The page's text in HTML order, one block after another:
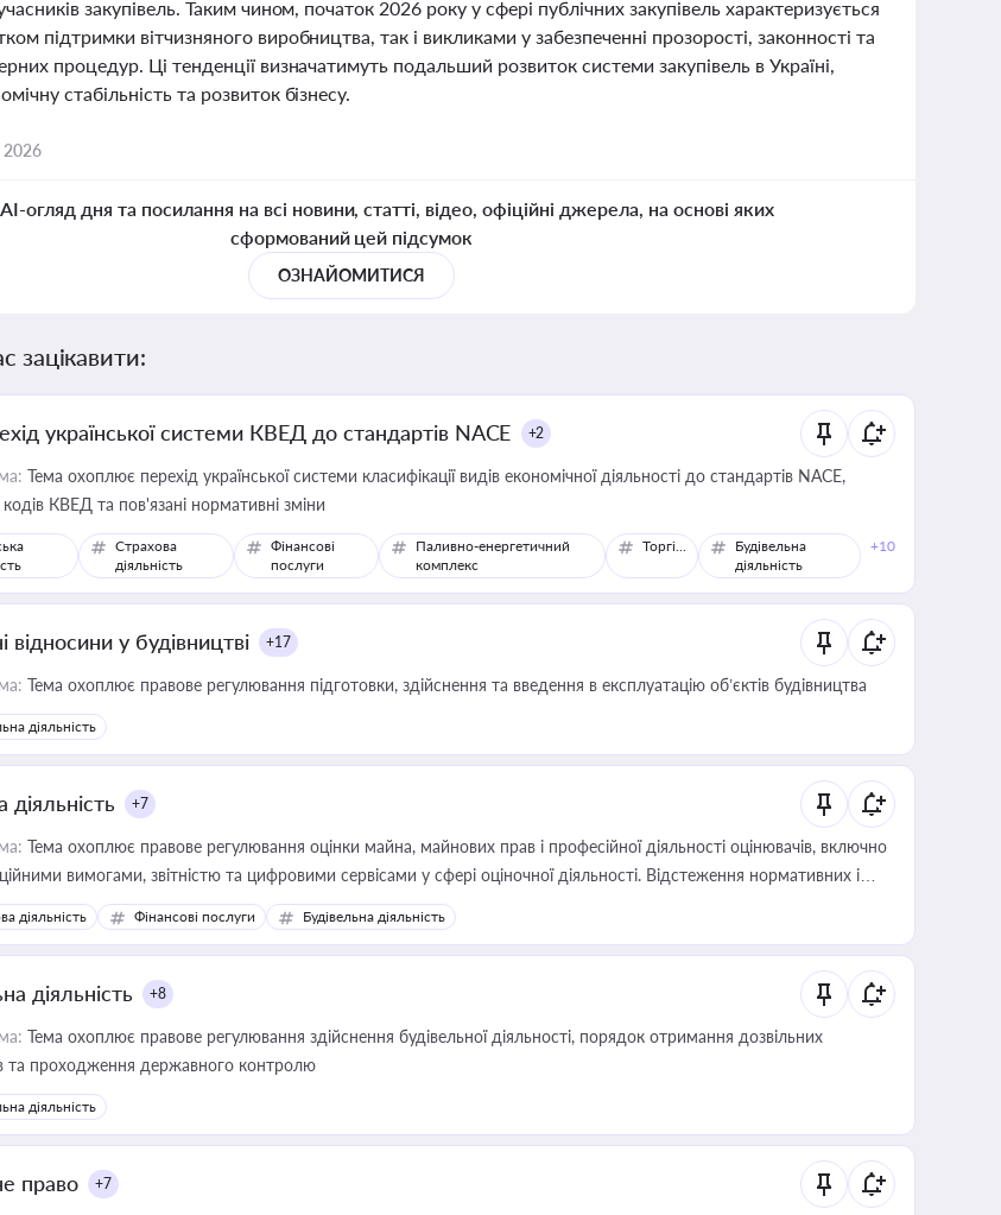
закупівель. Таким чином, початок 2026 року у сфері публічних закупівель характеризується
підтримки вітчизняного виробництва, так і викликами у забезпеченні прозорості, законності та
процедур. Ці тенденції визначатимуть подальший розвиток системи закупівель в Україні,
стабільність та розвиток бізнесу.
2026
огляд дня та посилання на всі новини, статті, відео, офіційні джерела, на основі яких
сформований цей підсумок
ОЗНАЙОМИТИСЯ
зацікавити:
української системи КВЕД до стандартів NACE +2
Тема охоплює перехід української системи класифікації видів економічної діяльності до стандартів NACE,
КВЕД та пов'язані нормативні зміни
Страхова
діяльність
Фінансові
послуги
Паливно-енергетичний
комплекс
Торгівля
Будівельна
діяльність
+10
відносини у будівництві +17
Тема охоплює правове регулювання підготовки, здійснення та введення в експлуатацію об’єктів будівництва
діяльність
діяльність +7
Тема охоплює правове регулювання оцінки майна, майнових прав і професійної діяльності оцінювачів, включно
вимогами, звітністю та цифровими сервісами у сфері оціночної діяльності. Відстеження нормативних і
у цій сфері корисне для власника бізнесу, керівника, юриста або бухгалтера під час оподаткування,
оренди державного майна, корпоративних угод і перевірки статусу суб'єктів оціночної діяльності
діяльність Фінансові послуги Будівельна діяльність
діяльність +8
Тема охоплює правове регулювання здійснення будівельної діяльності, порядок отримання дозвільних
та проходження державного контролю
діяльність
право +7